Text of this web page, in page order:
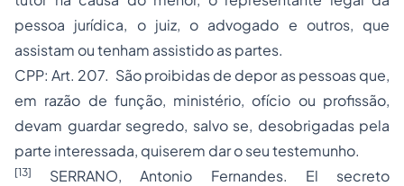
pessoa jurídica, o juiz, o advogado e outros, que
assistam ou tenham assistido as partes.
CPP: Art. 207. São proibidas de depor as pessoas que,
em razão de função, ministério, ofício ou profissão,
devam guardar segredo, salvo se, desobrigadas pela
parte interessada, quiserem dar o seu testemunho.
[13]
SERRANO, Antonio Fernandes. El secreto